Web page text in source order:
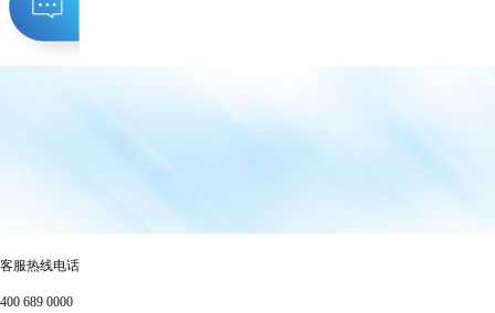
Posts
pagination
客服热线电话
400 689 0000